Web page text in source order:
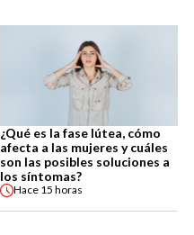
¿Qué es la fase lútea, cómo
afecta a las mujeres y cuáles
son las posibles soluciones a
los síntomas?
Hace 15 horas